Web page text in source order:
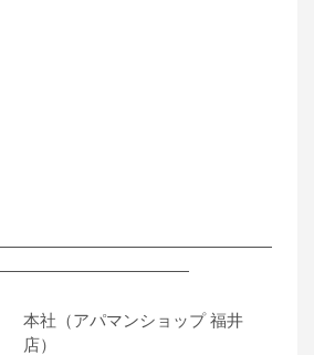
本社（アパマンショップ 福井
店）